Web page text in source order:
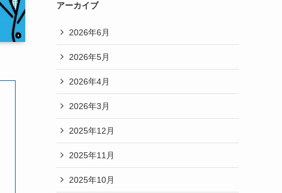
アーカイブ
2026年6月
2026年5月
2026年4月
2026年3月
2025年12月
2025年11月
2025年10月